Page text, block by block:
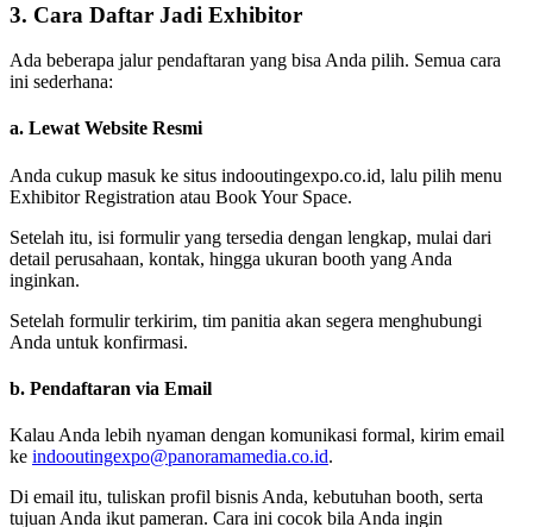
3. Cara Daftar Jadi Exhibitor
Ada beberapa jalur pendaftaran yang bisa Anda pilih. Semua cara
ini sederhana:
a. Lewat Website Resmi
Anda cukup masuk ke situs indooutingexpo.co.id, lalu pilih menu
Exhibitor Registration atau Book Your Space.
Setelah itu, isi formulir yang tersedia dengan lengkap, mulai dari
detail perusahaan, kontak, hingga ukuran booth yang Anda
inginkan.
Setelah formulir terkirim, tim panitia akan segera menghubungi
Anda untuk konfirmasi.
b. Pendaftaran via Email
Kalau Anda lebih nyaman dengan komunikasi formal, kirim email
ke indooutingexpo@panoramamedia.co.id.
Di email itu, tuliskan profil bisnis Anda, kebutuhan booth, serta
tujuan Anda ikut pameran. Cara ini cocok bila Anda ingin